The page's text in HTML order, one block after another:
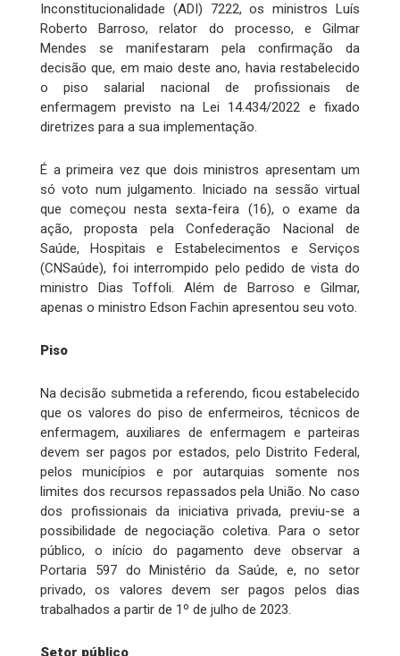
Inconstitucionalidade (ADI) 7222, os ministros Luís
Roberto Barroso, relator do processo, e Gilmar
Mendes se manifestaram pela confirmação da
decisão que, em maio deste ano, havia restabelecido
o piso salarial nacional de profissionais de
enfermagem previsto na Lei 14.434/2022 e fixado
diretrizes para a sua implementação.
É a primeira vez que dois ministros apresentam um
só voto num julgamento. Iniciado na sessão virtual
que começou nesta sexta-feira (16), o exame da
ação, proposta pela Confederação Nacional de
Saúde, Hospitais e Estabelecimentos e Serviços
(CNSaúde), foi interrompido pelo pedido de vista do
ministro Dias Toffoli. Além de Barroso e Gilmar,
apenas o ministro Edson Fachin apresentou seu voto.
Piso
Na decisão submetida a referendo, ficou estabelecido
que os valores do piso de enfermeiros, técnicos de
enfermagem, auxiliares de enfermagem e parteiras
devem ser pagos por estados, pelo Distrito Federal,
pelos municípios e por autarquias somente nos
limites dos recursos repassados pela União. No caso
dos profissionais da iniciativa privada, previu-se a
possibilidade de negociação coletiva. Para o setor
público, o início do pagamento deve observar a
Portaria 597 do Ministério da Saúde, e, no setor
privado, os valores devem ser pagos pelos dias
trabalhados a partir de 1º de julho de 2023.